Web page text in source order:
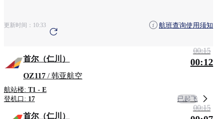
青森清州
更新时间： 10:33 航班查询使用须知
首尔（仁川）
OZ117 / 韩亚航空
航站楼: T1 - E
登机口: 17
00:15
00:12
已起飞
首尔（仁川）
00:15